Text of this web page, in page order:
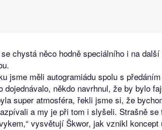
chystá něco hodně speciálního i na
jsme měli autogramiádu spolu s
někdo navrhnul, že by bylo
super atmosféra, řekli jsme si, že
a my je při tom i slyšeli. Strašně se
vysvětují Škwor, jak vznikl koncept